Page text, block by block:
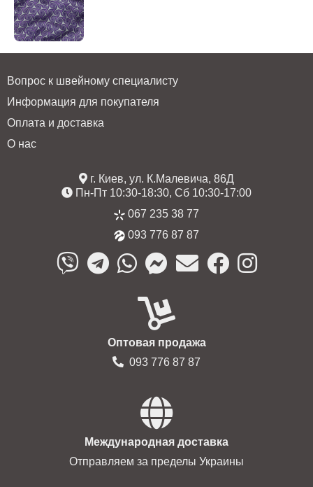
Вопрос к швейному специалисту
Информация для покупателя
Оплата и доставка
О нас
г. Киев, ул. К.Малевича, 86Д
Пн-Пт 10:30-18:30, Сб 10:30-17:00
067 235 38 77
093 776 87 87
Оптовая продажа
093 776 87 87
Международная доставка
Отправляем за пределы Украины